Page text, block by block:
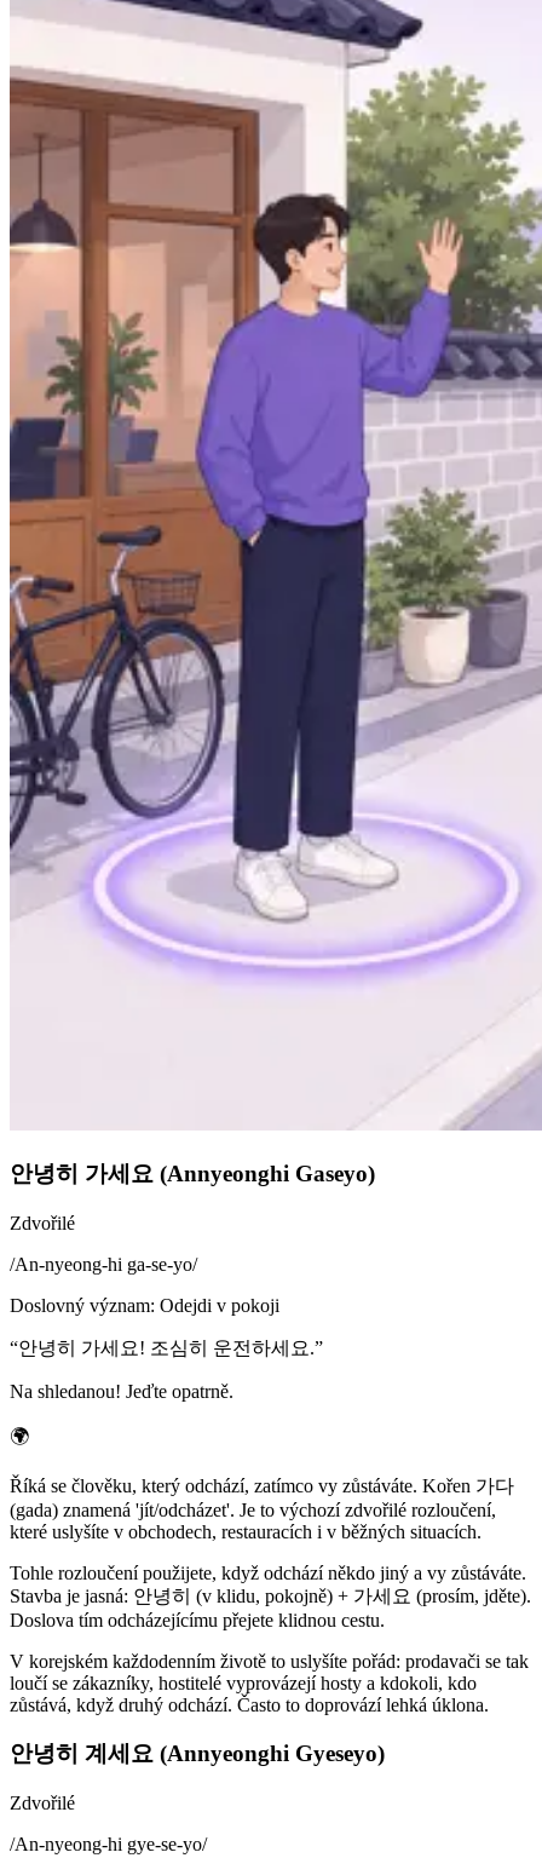
안녕히 가세요 (Annyeonghi Gaseyo)
Zdvořilé
/An-nyeong-hi ga-se-yo/
Doslovný význam: Odejdi v pokoji
“안녕히 가세요! 조심히 운전하세요.”
Na shledanou! Jeďte opatrně.
🌍
Říká se člověku, který odchází, zatímco vy zůstáváte. Kořen 가다
(gada) znamená 'jít/odcházet'. Je to výchozí zdvořilé rozloučení,
které uslyšíte v obchodech, restauracích i v běžných situacích.
Tohle rozloučení použijete, když odchází někdo jiný a vy zůstáváte.
Stavba je jasná: 안녕히 (v klidu, pokojně) + 가세요 (prosím, jděte).
Doslova tím odcházejícímu přejete klidnou cestu.
V korejském každodenním životě to uslyšíte pořád: prodavači se tak
loučí se zákazníky, hostitelé vyprovázejí hosty a kdokoli, kdo
zůstává, když druhý odchází. Často to doprovází lehká úklona.
안녕히 계세요 (Annyeonghi Gyeseyo)
Zdvořilé
/An-nyeong-hi gye-se-yo/